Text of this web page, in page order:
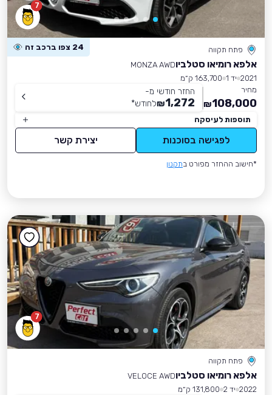
7
פתח תקווה 24 צפו ברכב זה
אלפא רומיאו סטלביוMONZA AWD
2021 יד 1
163,700 ק״מ
מחיר
108,000
₪
החזר חודשי מ-
1,272
₪לחודש*
תוספות לעיסקה
לפגישה בסוכנות יצירת קשר
*חישוב ההחזר מפורט בתקנון
7
פתח תקווה
אלפא רומיאו סטלביוVELOCE AWD
2022 יד 2
131,800 ק״מ